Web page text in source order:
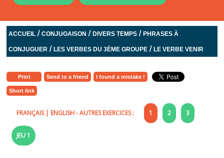
ACCUEIL /CONJUGAISON /DIVERS TEMPS /PHRASES À
CONJUGUER /LES VERBES DU 3ÈME GROUPE /LE VERBE VENIR
Print Send to a friend I found a mistake !
Short link
FRANÇAIS| ENGLISH- AUTRES EXERCICES : 1 2 3
JEU 1